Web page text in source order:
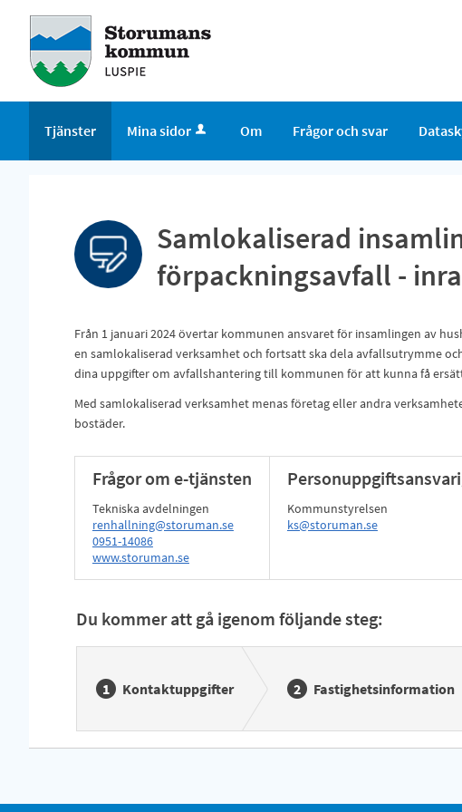
Tjänster Mina sidor Om Frågor och svar
Samlokaliserad
förpackningsavfall -
Från 1 januari 2024 övertar kommunen ansvaret för insamlingen av
en samlokaliserad verksamhet och fortsatt ska dela avfallsutrymme
dina uppgifter om avfallshantering till kommunen för att kunna få
Med samlokaliserad verksamhet menas företag eller andra
bostäder.
Frågor om e-tjänsten
Tekniska avdelningen
renhallning@storuman.se
0951-14086
www.storuman.se
Kommunstyrelsen
ks@storuman.se
Du kommer att gå igenom följande steg:
Kontaktuppgifter Fastighetsinformation